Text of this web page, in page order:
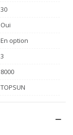
30
Oui
En option
3
8000
TOPSUN